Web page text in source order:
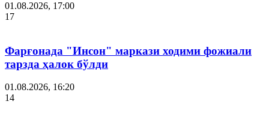
01.08.2026, 17:00
17
Фарғонада "Инсон" маркази ходими фожиали
тарзда ҳалок бўлди
01.08.2026, 16:20
14